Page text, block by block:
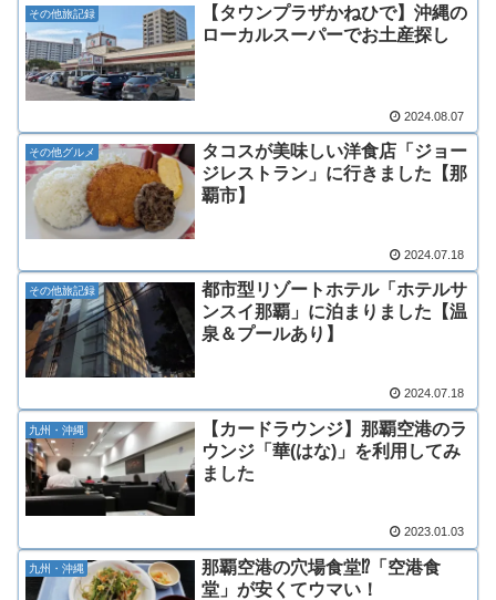
その他旅記録
【タウンプラザかねひで】沖縄の
ローカルスーパーでお土産探し
2024.08.07
その他グルメ
タコスが美味しい洋食店「ジョー
ジレストラン」に行きました【那
覇市】
2024.07.18
その他旅記録
都市型リゾートホテル「ホテルサ
ンスイ那覇」に泊まりました【温
泉＆プールあり】
2024.07.18
九州・沖縄
【カードラウンジ】那覇空港のラ
ウンジ「華(はな)」を利用してみ
ました
2023.01.03
九州・沖縄
那覇空港の穴場食堂⁉「空港食
堂」が安くてウマい！